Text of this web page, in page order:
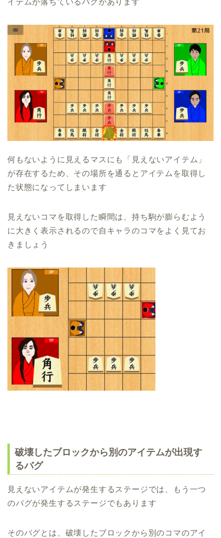
イテムが落ちているバグがあります
何もないように見えるマスにも「見えないアイテム」
が存在するため、その場所を通るとアイテムを取得し
た状態になってしまいます
見えないコマを取得した瞬間は、持ち駒が膨らむよう
に大きく表示されるので自キャラのコマをよく見てお
きましょう
破壊したブロックから別のアイテムが出現す
るバグ
見えないアイテムが発生するステージでは、もう一つ
のバグが発生するステージでもあります
そのバグとは、破壊したブロックから別のコマのアイ